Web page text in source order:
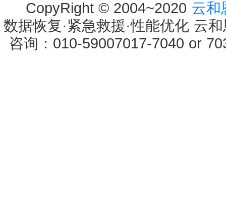
CopyRight © 2004~2020 云和
数据恢复·紧急救援·性能优化 云
咨询：010-59007017-7040 or